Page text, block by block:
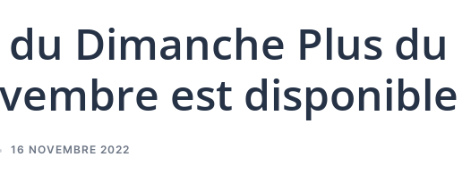
Dimanche Plus du
est disponible
16 NOVEMBRE 2022